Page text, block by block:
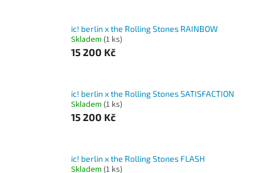
ic! berlin x the Rolling Stones RAINBOW
Skladem (1 ks)
15 200 Kč
ic! berlin x the Rolling Stones SATISFACTION
Skladem (1 ks)
15 200 Kč
ic! berlin x the Rolling Stones FLASH
Skladem (1 ks)